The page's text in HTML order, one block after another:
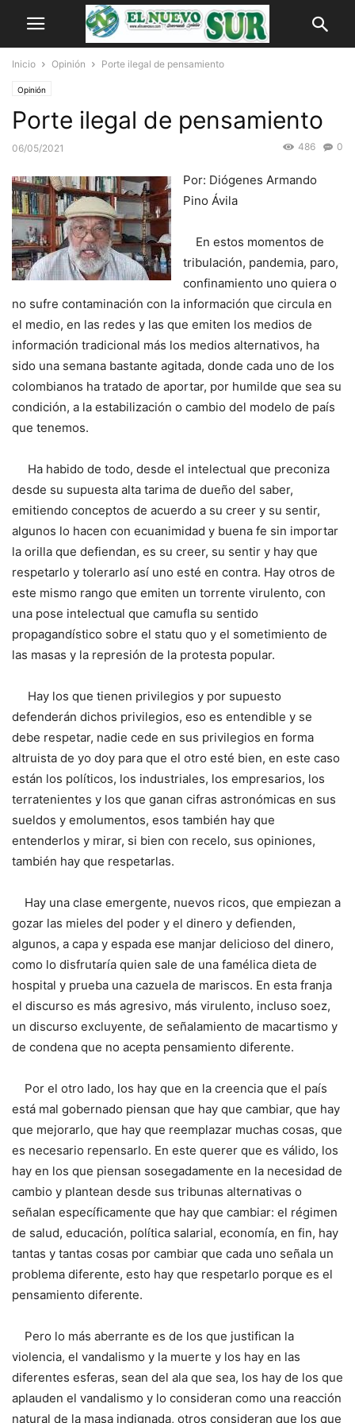
Inicio Opinión Porte ilegal de pensamiento
Opinión
Porte ilegal de pensamiento
06/05/2021 0
486
Por: Diógenes Armando
Pino Ávila
En estos momentos de
tribulación, pandemia, paro,
confinamiento uno quiera o
no sufre contaminación con la información que circula en
el medio, en las redes y las que emiten los medios de
información tradicional más los medios alternativos, ha
sido una semana bastante agitada, donde cada uno de los
colombianos ha tratado de aportar, por humilde que sea su
condición, a la estabilización o cambio del modelo de país
que tenemos.
Ha habido de todo, desde el intelectual que preconiza
desde su supuesta alta tarima de dueño del saber,
emitiendo conceptos de acuerdo a su creer y su sentir,
algunos lo hacen con ecuanimidad y buena fe sin importar
la orilla que defiendan, es su creer, su sentir y hay que
respetarlo y tolerarlo así uno esté en contra. Hay otros de
este mismo rango que emiten un torrente virulento, con
una pose intelectual que camufla su sentido
propagandístico sobre el statu quo y el sometimiento de
las masas y la represión de la protesta popular.
Hay los que tienen privilegios y por supuesto
defenderán dichos privilegios, eso es entendible y se
debe respetar, nadie cede en sus privilegios en forma
altruista de yo doy para que el otro esté bien, en este caso
están los políticos, los industriales, los empresarios, los
terratenientes y los que ganan cifras astronómicas en sus
sueldos y emolumentos, esos también hay que
entenderlos y mirar, si bien con recelo, sus opiniones,
también hay que respetarlas.
Hay una clase emergente, nuevos ricos, que empiezan a
gozar las mieles del poder y el dinero y defienden,
algunos, a capa y espada ese manjar delicioso del dinero,
como lo disfrutaría quien sale de una famélica dieta de
hospital y prueba una cazuela de mariscos. En esta franja
el discurso es más agresivo, más virulento, incluso soez,
un discurso excluyente, de señalamiento de macartismo y
de condena que no acepta pensamiento diferente.
Por el otro lado, los hay que en la creencia que el país
está mal gobernado piensan que hay que cambiar, que hay
que mejorarlo, que hay que reemplazar muchas cosas, que
es necesario repensarlo. En este querer que es válido, los
hay en los que piensan sosegadamente en la necesidad de
cambio y plantean desde sus tribunas alternativas o
señalan específicamente que hay que cambiar: el régimen
de salud, educación, política salarial, economía, en fin, hay
tantas y tantas cosas por cambiar que cada uno señala un
problema diferente, esto hay que respetarlo porque es el
pensamiento diferente.
Pero lo más aberrante es de los que justifican la
violencia, el vandalismo y la muerte y los hay en las
diferentes esferas, sean del ala que sea, los hay de los que
aplauden el vandalismo y lo consideran como una reacción
natural de la masa indignada, otros consideran que los que